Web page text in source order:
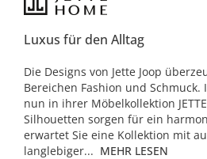
Luxus für den Alltag
Die Designs von Jette Joop
Bereichen Fashion und
nun in ihrer Möbelkollektion
Silhouetten sorgen für ein
erwartet Sie eine Kollektion mit
langlebiger... MEHR LESEN